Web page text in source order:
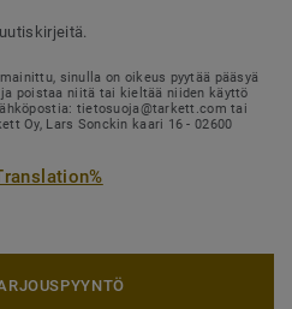
sinulla on oikeus pyytää pääsyä
poistaa niitä tai kieltää niiden käyttö
tietosuoja@tarkett.com tai
Oy, Lars Sonckin kaari 16 - 02600